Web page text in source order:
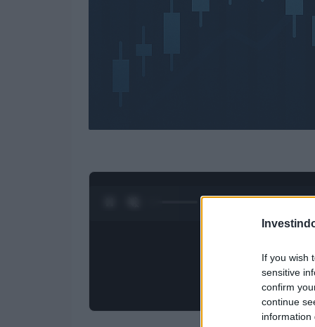
If you wish
sensitive
confirm
continue
information